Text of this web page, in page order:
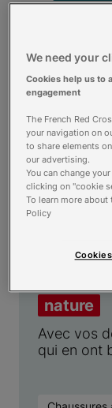
Appels
Postes
nature
Avec vos
qui en ont
We need your
Cookies help us to
engagement
The French Red
your navigation on
to share elements
our advertising.
You can change
clicking on "cookie
To learn more
Policy